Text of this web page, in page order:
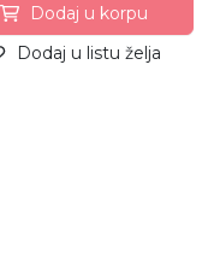
Dodaj u korpu
Dodaj u listu želja